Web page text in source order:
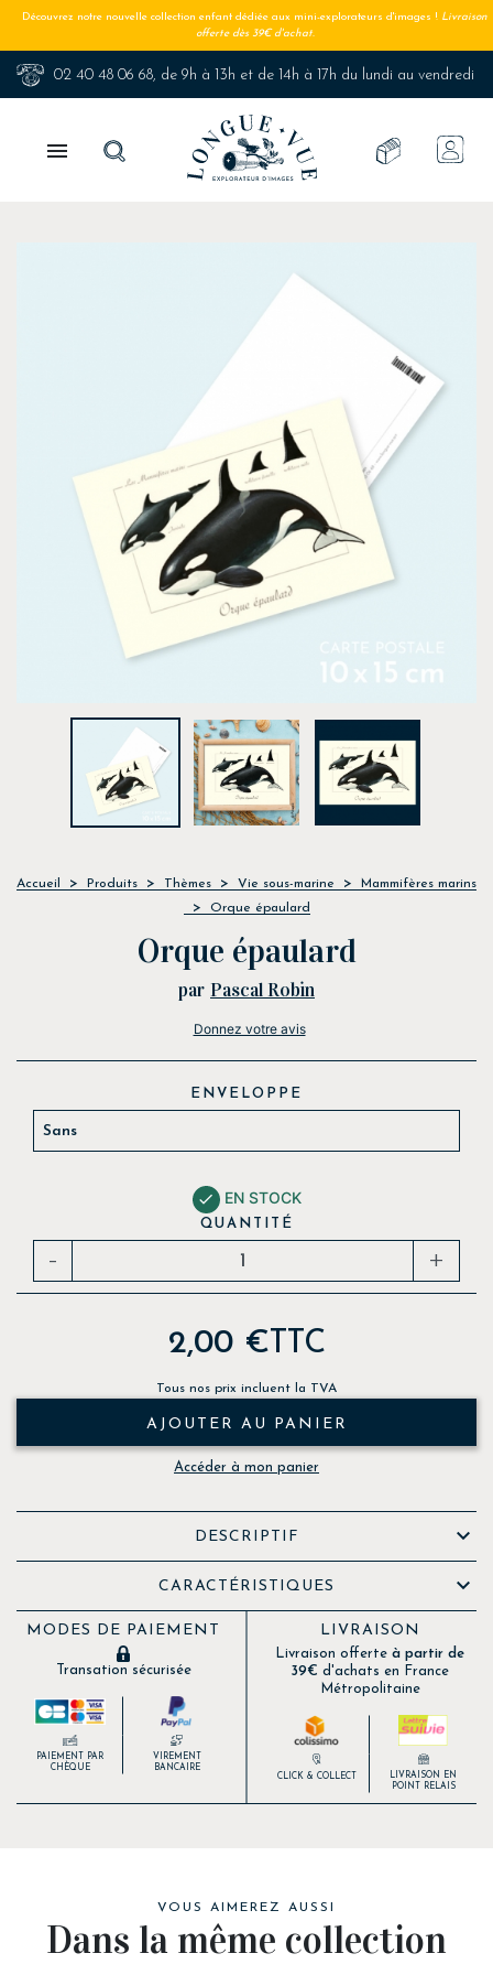
Découvrez notre nouvelle collection enfant dédiée aux mini-explorateurs d'images ! Livraison
offerte dès 39€ d'achat.
02 40 48 06 68, de 9h à 13h et de 14h à 17h du lundi au vendredi

Accueil Produits Thèmes Vie sous-marine
Mammifères marins
Orque épaulard
Orque épaulard
par Pascal Robin
Donnez votre avis
ENVELOPPE
 EN STOCK
QUANTITÉ
- +
2,00 € TTC
Tous nos prix incluent la TVA
AJOUTER AU PANIER
Accéder à mon panier
DESCRIPTIF 
CARACTÉRISTIQUES 
MODES DE PAIEMENT
Transation sécurisée
PAIEMENT PAR
CHÈQUE
VIREMENT
BANCAIRE
LIVRAISON
Livraison offerte à partir de
39€ d'achats en France
Métropolitaine
CLICK & COLLECT
LIVRAISON EN
POINT RELAIS
VOUS AIMEREZ AUSSI
Dans la même collection